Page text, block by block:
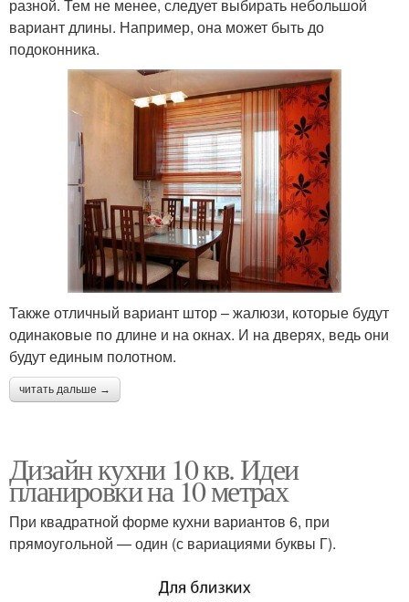
разной. Тем не менее, следует выбирать небольшой
вариант длины. Например, она может быть до
подоконника.
Также отличный вариант штор – жалюзи, которые будут
одинаковые по длине и на окнах. И на дверях, ведь они
будут единым полотном.
читать дальше →
Дизайн кухни 10 кв. Идеи
планировки на 10 метрах
При квадратной форме кухни вариантов 6, при
прямоугольной — один (с вариациями буквы Г).